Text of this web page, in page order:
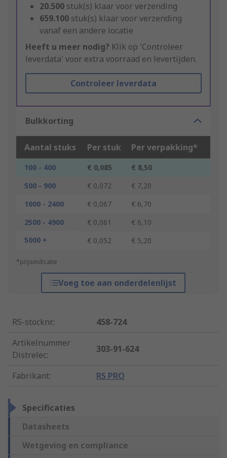
20.500 stuk(s) klaar voor verzending
659.100 stuk(s) klaar voor verzending
vanaf een andere locatie
Heeft u meer nodig? Klik op 'Controleer
leverdata' voor extra voorraad en levertijden.
Controleer leverdata
Bulkkorting
Aantal stuks Per stuk Per verpakking*
100 - 400 € 0,085
€ 8,50
500 - 900
€ 0,072
€ 7,20
1000 - 2400
€ 0,067
€ 6,70
2500 - 4900
€ 0,061
€ 6,10
5000 +
€ 0,052 € 5,20
*prijsindicatie
Voeg toe aan onderdelenlijst
RS-stocknr.:
458-724
Artikelnummer
Distrelec:
303-91-624
Fabrikant: RS PRO
Specificaties
Datasheets
Wetgeving en compliance